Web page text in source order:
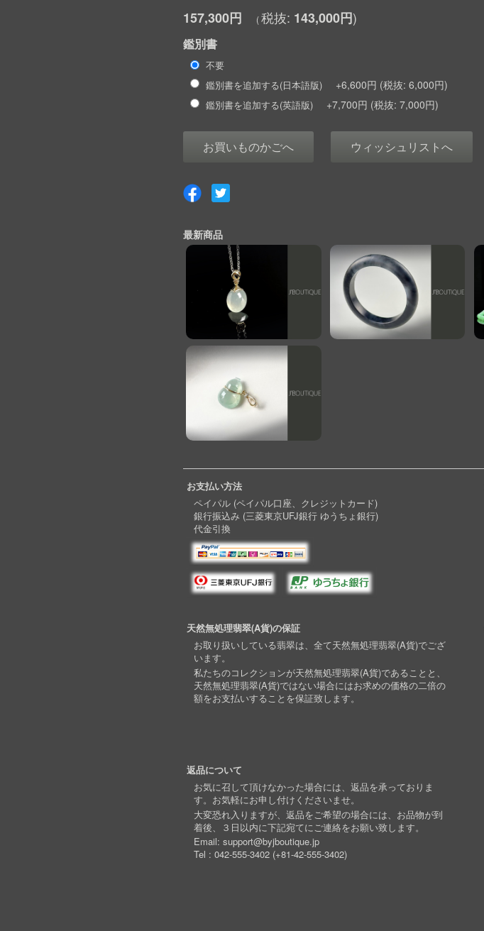
157,300円 143,000円
鑑別書
不要
鑑別書を追加する(日本語版)
+6,600円 6,000円
鑑別書を追加する(英語版) +7,700円 7,000円
お買いものかごへ ウィッシュリストへ
最新商品
お支払い方法
ペイパル (ペイパル口座、クレジットカード)
銀行振込み (三菱東京UFJ銀行 ゆうちょ銀行)
代金引換
天然無処理翡翠(A貨)の保証
お取り扱いしている翡翠は、全て天然無処理翡翠(A貨)でござ
います。
私たちのコレクションが天然無処理翡翠(A貨)であることと、
天然無処理翡翠(A貨)ではない場合にはお求めの価格の二倍の
額をお支払いすることを保証致します。
返品について
お気に召して頂けなかった場合には、返品を承っておりま
す。お気軽にお申し付けくださいませ。
大変恐れ入りますが、返品をご希望の場合には、お品物が到
着後、３日以内に下記宛てにご連絡をお願い致します。
Email: support@byjboutique.jp
Tel : 042-555-3402 (+81-42-555-3402)